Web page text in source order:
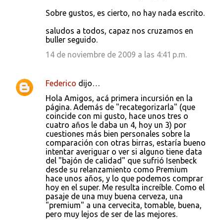
Sobre gustos, es cierto, no hay nada escrito.
saludos a todos, capaz nos cruzamos en
buller seguido.
14 de noviembre de 2009 a las 4:41 p.m.
Federico dijo…
Hola Amigos, acá primera incursión en la
página. Además de "recategorizarla" (que
coincide con mi gusto, hace unos tres o
cuatro años le daba un 4, hoy un 3) por
cuestiones más bien personales sobre la
comparación con otras birras, estaría bueno
intentar averiguar o ver si alguno tiene data
del "bajón de calidad" que sufrió Isenbeck
desde su relanzamiento como Premium
hace unos años, y lo que podemos comprar
hoy en el super. Me resulta increíble. Como el
pasaje de una muy buena cerveza, una
"premium" a una cervecita, tomable, buena,
pero muy lejos de ser de las mejores.